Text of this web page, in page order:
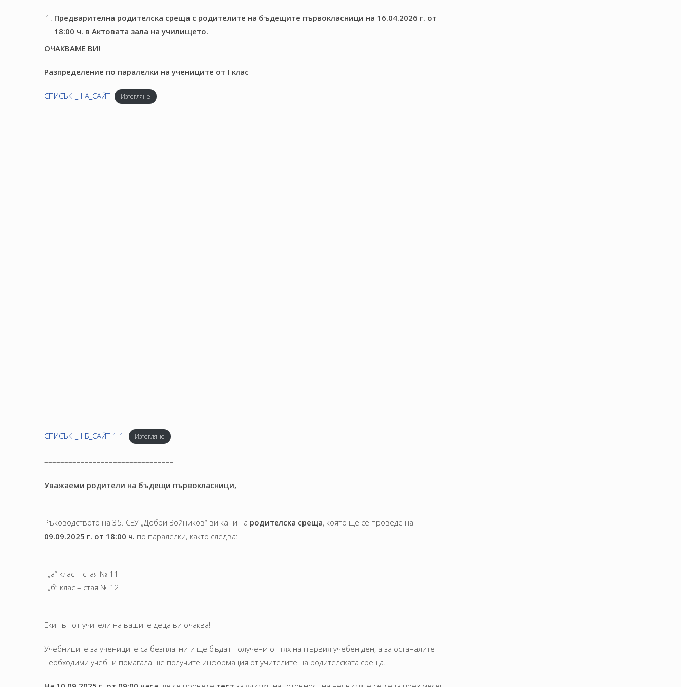
Предварителна родителска среща с родителите на бъдещите първокласници на 16.04.2026 г. от
18:00 ч. в Актовата зала на училището.
ОЧАКВАМЕ ВИ!
Разпределение по паралелки на учениците от I клас
СПИСЪК-_-I-А_САЙТ Изтегляне
СПИСЪК-_-I-Б_САЙТ-1-1 Изтегляне
––––––––––––––––––––––––––––––––
Уважаеми родители на бъдещи първокласници,
Ръководството на 35. СЕУ „Добри Войников“ ви кани на родителска среща, която ще се проведе на
09.09.2025 г. от 18:00 ч. по паралелки, както следва:
I „а“ клас – стая № 11
I „б“ клас – стая № 12
Екипът от учители на вашите деца ви очаква!
Учебниците за учениците са безплатни и ще бъдат получени от тях на първия учебен ден, а за останалите
необходими учебни помагала ще получите информация от учителите на родителската среща.